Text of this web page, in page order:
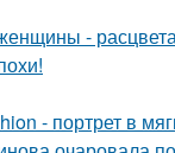
-
- портрет в